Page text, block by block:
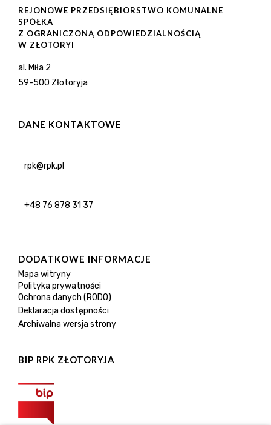
REJONOWE PRZEDSIĘBIORSTWO KOMUNALNE
SPÓŁKA
Z OGRANICZONĄ ODPOWIEDZIALNOŚCIĄ
W ZŁOTORYI
al. Miła 2
59-500 Złotoryja
DANE KONTAKTOWE
rpk@rpk.pl
+48 76 878 31 37
DODATKOWE INFORMACJE
Mapa witryny
Polityka prywatności
Ochrona danych (RODO)
Deklaracja dostępności
Archiwalna wersja strony
BIP RPK ZŁOTORYJA